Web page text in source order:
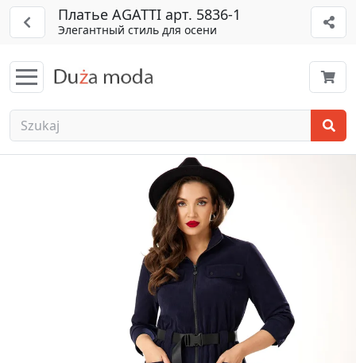
Платье AGATTI арт. 5836-1
Элегантный стиль для осени